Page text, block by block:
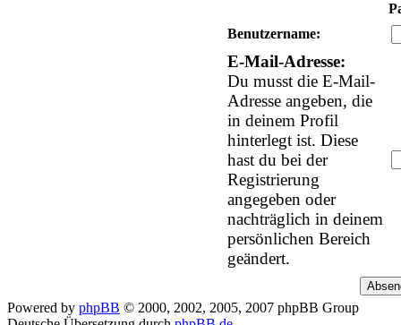
Benutzername:
E-Mail-Adresse:
Du musst die E-Mail-
Adresse angeben, die
in deinem Profil
hinterlegt ist. Diese
hast du bei der
Registrierung
angegeben oder
nachträglich in deinem
persönlichen Bereich
geändert.
Powered by phpBB © 2000, 2002, 2005, 2007 phpBB Group